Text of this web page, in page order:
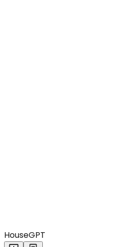
HouseGPT